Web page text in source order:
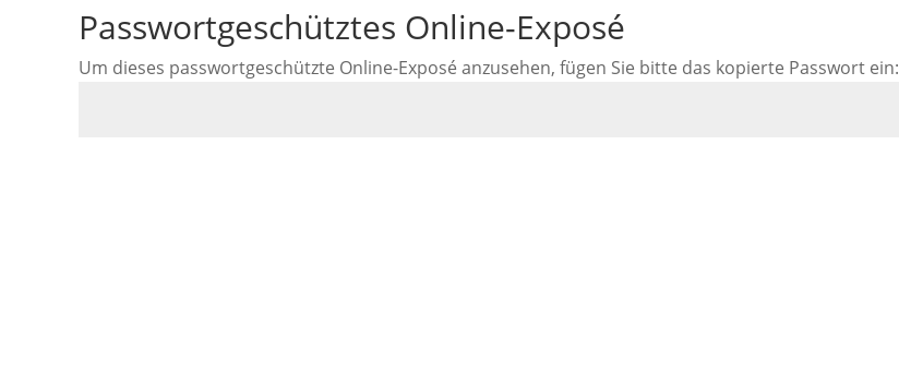
Passwortgeschütztes Online-Exposé
Um dieses passwortgeschützte Online-Exposé anzusehen, fügen Sie bitte das kopierte Passwort ein: